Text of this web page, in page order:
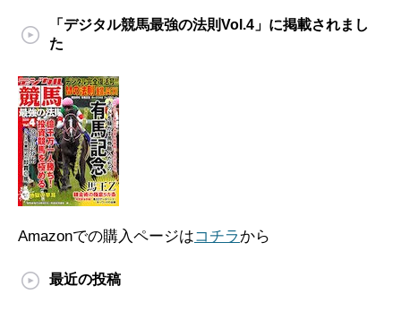
「デジタル競馬最強の法則Vol.4」に掲載されまし
た
Amazonでの購入ページはコチラ から
最近の投稿